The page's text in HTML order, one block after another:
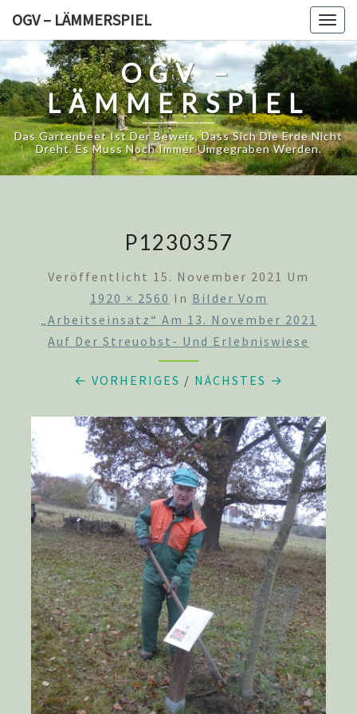
content
OGV – LÄMMERSPIEL
OGV –
LÄMMERSPIEL
Das Gartenbeet Ist Der Beweis, Dass Sich Die Erde Nicht
Dreht. Es Muss Noch Immer Umgegraben Werden.
P1230357
Veröffentlicht 15. November 2021 Um
1920 × 2560 In Bilder Vom
„Arbeitseinsatz“ Am 13. November 2021
Auf Der Streuobst- Und Erlebniswiese
← VORHERIGES / NÄCHSTES →